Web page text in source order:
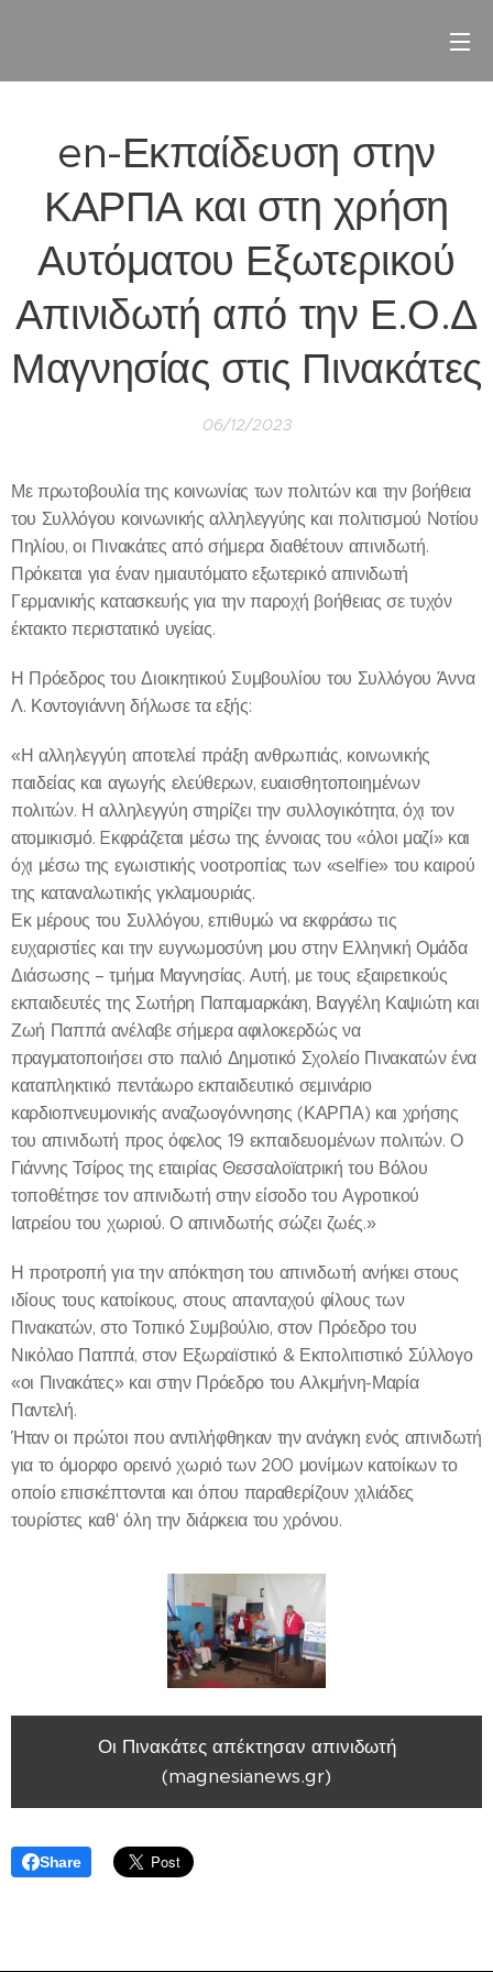
en-Εκπαίδευση στην
ΚΑΡΠΑ και στη χρήση
Αυτόματου Εξωτερικού
Απινιδωτή από την Ε.Ο.Δ
Μαγνησίας στις Πινακάτες
06/12/2023
Με πρωτοβουλία της κοινωνίας των πολιτών και την βοήθεια
του Συλλόγου κοινωνικής αλληλεγγύης και πολιτισμού Νοτίου
Πηλίου, οι Πινακάτες από σήμερα διαθέτουν απινιδωτή.
Πρόκειται για έναν ημιαυτόματο εξωτερικό απινιδωτή
Γερμανικής κατασκευής για την παροχή βοήθειας σε τυχόν
έκτακτο περιστατικό υγείας.
Η Πρόεδρος του Διοικητικού Συμβουλίου του Συλλόγου Άννα
Λ. Κοντογιάννη δήλωσε τα εξής:
«Η αλληλεγγύη αποτελεί πράξη ανθρωπιάς, κοινωνικής
παιδείας και αγωγής ελεύθερων, ευαισθητοποιημένων
πολιτών. Η αλληλεγγύη στηρίζει την συλλογικότητα, όχι τον
ατομικισμό. Eκφράζεται μέσω της έννοιας του «όλοι μαζί» και
όχι μέσω της εγωιστικής νοοτροπίας των «selfie» του καιρού
της καταναλωτικής γκλαμουριάς.
Εκ μέρους του Συλλόγου, επιθυμώ να εκφράσω τις
ευχαριστίες και την ευγνωμοσύνη μου στην Ελληνική Ομάδα
Διάσωσης – τμήμα Μαγνησίας. Αυτή, με τους εξαιρετικούς
εκπαιδευτές της Σωτήρη Παπαμαρκάκη, Βαγγέλη Καψιώτη και
Ζωή Παππά ανέλαβε σήμερα αφιλοκερδώς να
πραγματοποιήσει στο παλιό Δημοτικό Σχολείο Πινακατών ένα
καταπληκτικό πεντάωρο εκπαιδευτικό σεμινάριο
καρδιοπνευμονικής αναζωογόννησης (ΚΑΡΠΑ) και χρήσης
του απινιδωτή προς όφελος 19 εκπαιδευομένων πολιτών. Ο
Γιάννης Τσίρος της εταιρίας Θεσσαλοϊατρική του Βόλου
τοποθέτησε τον απινιδωτή στην είσοδο του Αγροτικού
Ιατρείου του χωριού. Ο απινιδωτής σώζει ζωές.»
Η προτροπή για την απόκτηση του απινιδωτή ανήκει στους
ιδίους τους κατοίκους, στους απανταχού φίλους των
Πινακατών, στο Τοπικό Συμβούλιο, στον Πρόεδρο του
Νικόλαο Παππά, στον Εξωραϊστικό & Εκπολιτιστικό Σύλλογο
«οι Πινακάτες» και στην Πρόεδρο του Αλκμήνη-Μαρία
Παντελή.
Ήταν οι πρώτοι που αντιλήφθηκαν την ανάγκη ενός απινιδωτή
για το όμορφο ορεινό χωριό των 200 μονίμων κατοίκων το
οποίο επισκέπτονται και όπου παραθερίζουν χιλιάδες
τουρίστες καθ' όλη την διάρκεια του χρόνου.
Οι Πινακάτες απέκτησαν απινιδωτή
(magnesianews.gr)
Share